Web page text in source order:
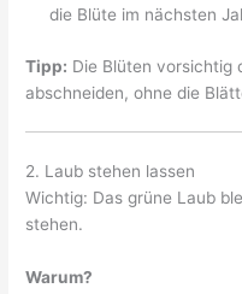
die Blüte im nächsten
Tipp: Die Blüten vorsichtig
abschneiden, ohne die
2. Laub stehen lassen
Wichtig: Das grüne Laub
stehen.
Warum?